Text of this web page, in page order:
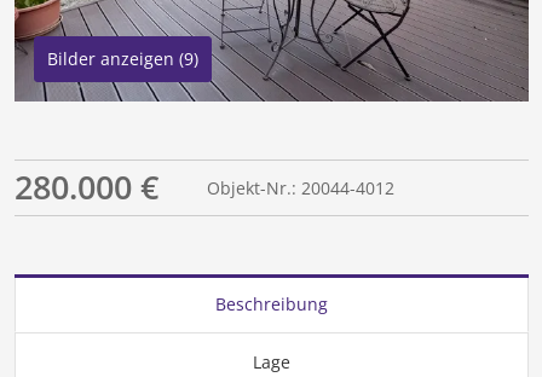
Bilder anzeigen (9)
280.000 € Objekt-Nr.: 20044-4012
Beschreibung
Lage